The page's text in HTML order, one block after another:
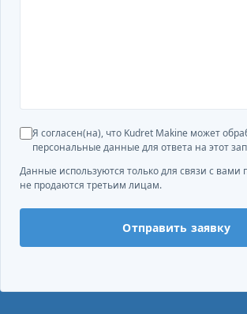
Я согласен(на), что Kudret Makine может
персональные данные для ответа на этот
Данные используются только для связи с вами
не продаются третьим лицам.
Отправить заявку